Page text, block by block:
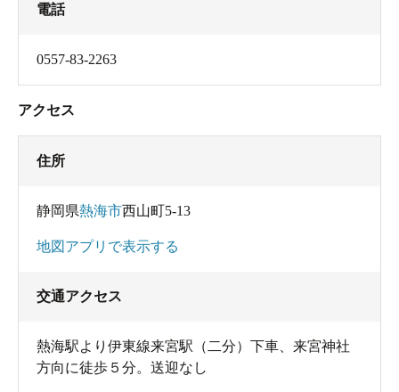
電話
0557-83-2263
アクセス
住所
静岡県熱海市西山町5-13
地図アプリで表示する
交通アクセス
熱海駅より伊東線来宮駅（二分）下車、来宮神社
方向に徒歩５分。送迎なし